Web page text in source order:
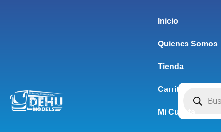
Inicio
Quienes Somos
Tienda
Carrito
Mi Cuenta